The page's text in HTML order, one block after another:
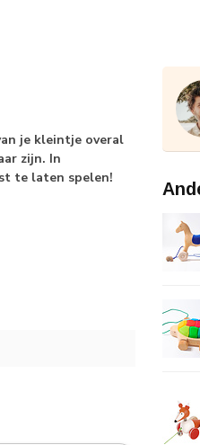
je kleintje overal
zijn. In
te laten spelen!